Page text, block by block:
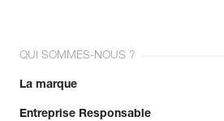
QUI SOMMES-NOUS ?
La marque
Entreprise Responsable